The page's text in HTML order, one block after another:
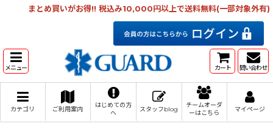
まとめ買いがお得!! 税込み10,000円以上で送料無料(一部対象外有)
メニュー カート 問い合わせ
カテゴリ ご利用案内
はじめての方
へ
スタッフblog
チームオーダ
ーはこちら
マイページ